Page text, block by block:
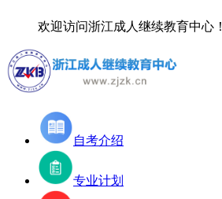
欢迎访问浙江成人继续教育中心！
自考介绍
专业计划